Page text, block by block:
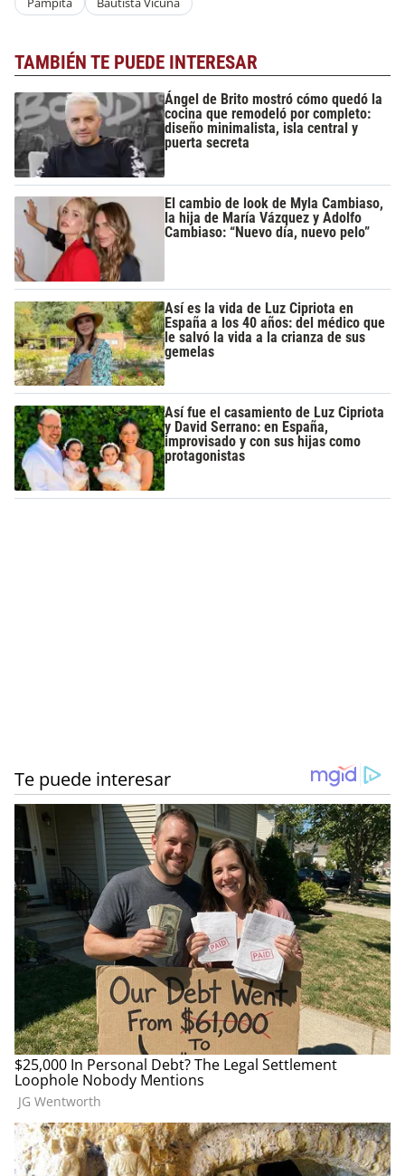
TAMBIÉN TE PUEDE INTERESAR
Ángel de Brito mostró cómo quedó la
cocina que remodeló por completo:
diseño minimalista, isla central y
puerta secreta
El cambio de look de Myla Cambiaso,
la hija de María Vázquez y Adolfo
Cambiaso: “Nuevo día, nuevo pelo”
Así es la vida de Luz Cipriota en
España a los 40 años: del médico que
le salvó la vida a la crianza de sus
gemelas
Así fue el casamiento de Luz Cipriota
y David Serrano: en España,
improvisado y con sus hijas como
protagonistas